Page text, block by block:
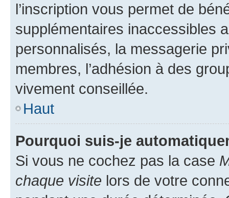
l’inscription vous permet de
supplémentaires inaccessibles
personnalisés, la messagerie
membres, l’adhésion à des
vivement conseillée.
Haut
Pourquoi suis-je
Si vous ne cochez pas la case
chaque visite lors de votre